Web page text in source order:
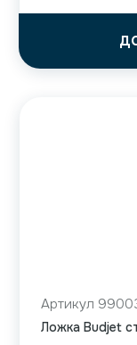
Артикул
Ложка Budjet